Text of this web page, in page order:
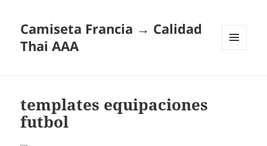
Camiseta Francia → Calidad
Thai AAA
templates equipaciones
futbol